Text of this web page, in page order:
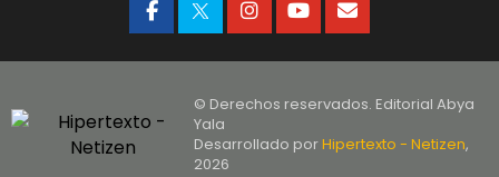
© Derechos reservados. Editorial Abya
Yala
Desarrollado porHipertexto - Netizen,
2026